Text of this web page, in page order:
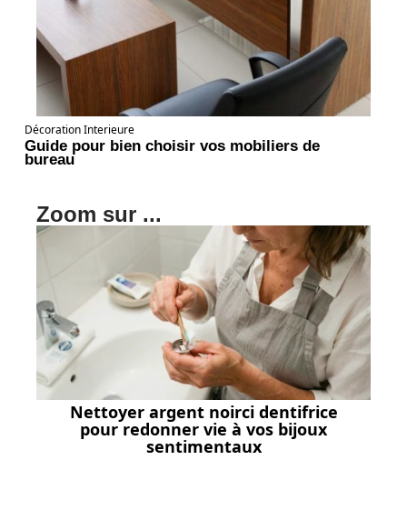
Décoration Interieure
Guide pour bien choisir vos mobiliers de
bureau
Zoom sur ...
Nettoyer argent noirci dentifrice
pour redonner vie à vos bijoux
sentimentaux